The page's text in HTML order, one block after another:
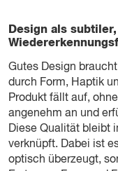
Design als
Gutes Design
durch Form, Haptik
Produkt fällt auf,
angenehm an und
Diese Qualität bleibt
verknüpft. Dabei ist
optisch überzeugt,